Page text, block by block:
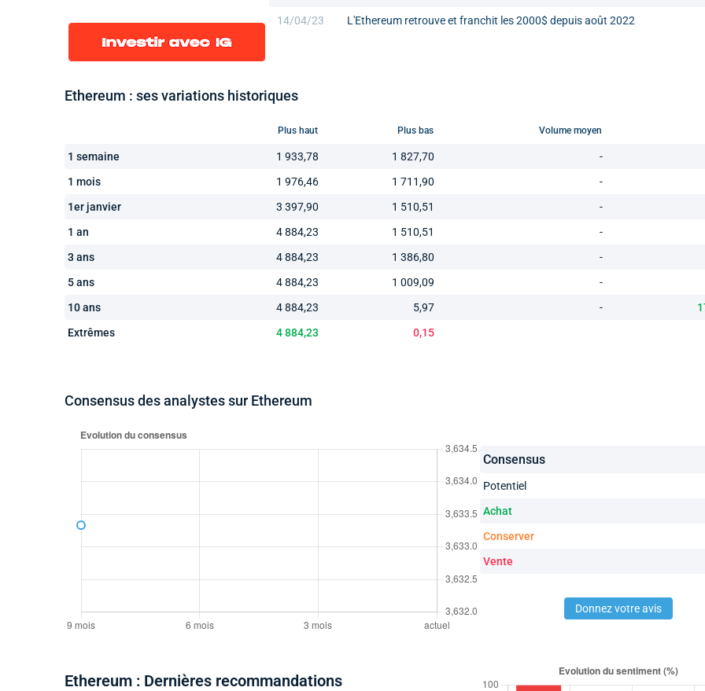
14/04/23 L'Ethereum retrouve et franchit les 2000$ depuis août 2022
Ethereum : ses variations historiques
Plus haut Plus bas Volume moyen
1 semaine 1 933,78 1 827,70 -
1 mois
1 976,46 1 711,90 -
1er janvier
3 397,90 1 510,51 -
1 an
4 884,23 1 510,51 -
3 ans
4 884,23 1 386,80 -
5 ans
4 884,23 1 009,09 -
10 ans
4 884,23 5,97 -
Extrêmes
4 884,23 0,15
Consensus des analystes sur Ethereum
Consensus
Potentiel
Achat
Conserver
Vente
Donnez votre avis
Ethereum : Dernières recommandations